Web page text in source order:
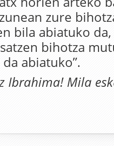
zure
bila abiatuko da,
bihotza
abiatuko”.
Ibrahima! Mila